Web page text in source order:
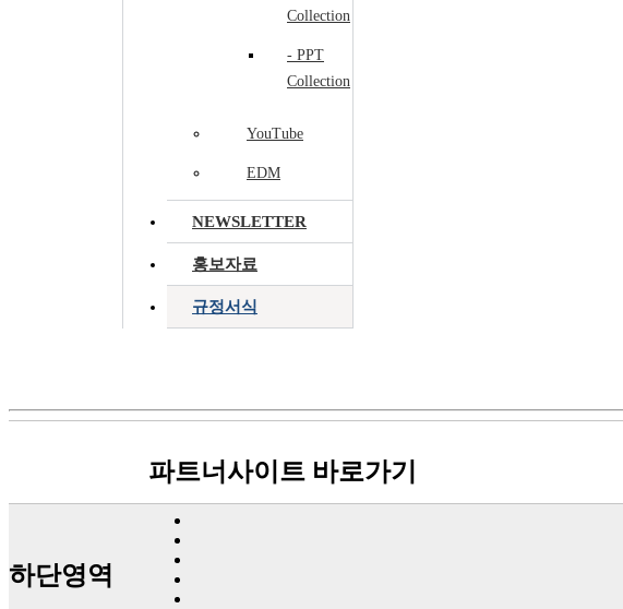
Collection
- PPT
Collection
YouTube
EDM
NEWSLETTER
홍보자료
규정서식
파트너사이트 바로가기
하단영역